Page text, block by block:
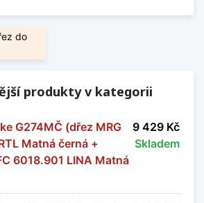
opravdu každý.
špičkové zpracování a
dlouhá životnost.
do
produkty v kategorii
G274MČ (dřez MRG
Matná černá +
6018.901 LINA Matná
9 429 Kč
Skladem